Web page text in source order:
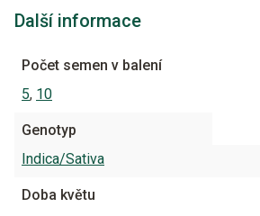
Další informace
Počet semen v balení
5, 10
Genotyp
Indica/Sativa
Doba květu